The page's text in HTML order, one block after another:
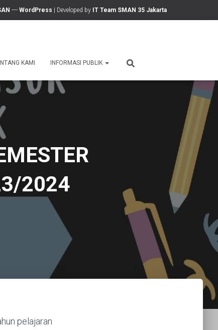
---- WordPress | Developed by IT Team SMAN 35 Jakarta
KAMI INFORMASI PUBLIK
2024
pelajaran